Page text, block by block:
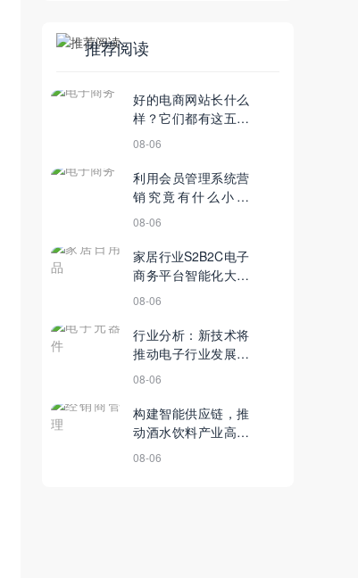
推荐阅读
好的电商网站长什么
样？它们都有这五个
共同点
08-06
利用会员管理系统营
销究竟有什么小妙
招？
08-06
家居行业S2B2C电子
商务平台智能化大数
据，助力企业改善运
08-06
行业分析：新技术将
推动电子行业发展，
产业合作成重要发展
08-06
构建智能供应链，推
动酒水饮料产业高质
量发展！经销商管理
08-06